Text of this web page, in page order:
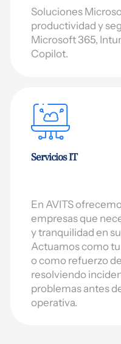
Soluciones
productividad y
Microsoft 365,
Copilot.
Servicios IT
En AVITS
empresas que
y tranquilidad en
Actuamos como
o como refuerzo
resolviendo
problemas antes
operativa.